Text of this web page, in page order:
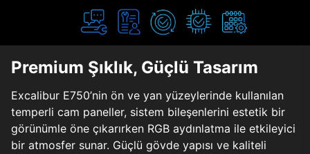
Premium Şıklık, Güçlü Tasarım
Excalibur E750’nin ön ve yan yüzeylerinde kullanılan
temperli cam paneller, sistem bileşenlerini estetik bir
görünümle öne çıkarırken RGB aydınlatma ile etkileyici
bir atmosfer sunar. Güçlü gövde yapısı ve kaliteli